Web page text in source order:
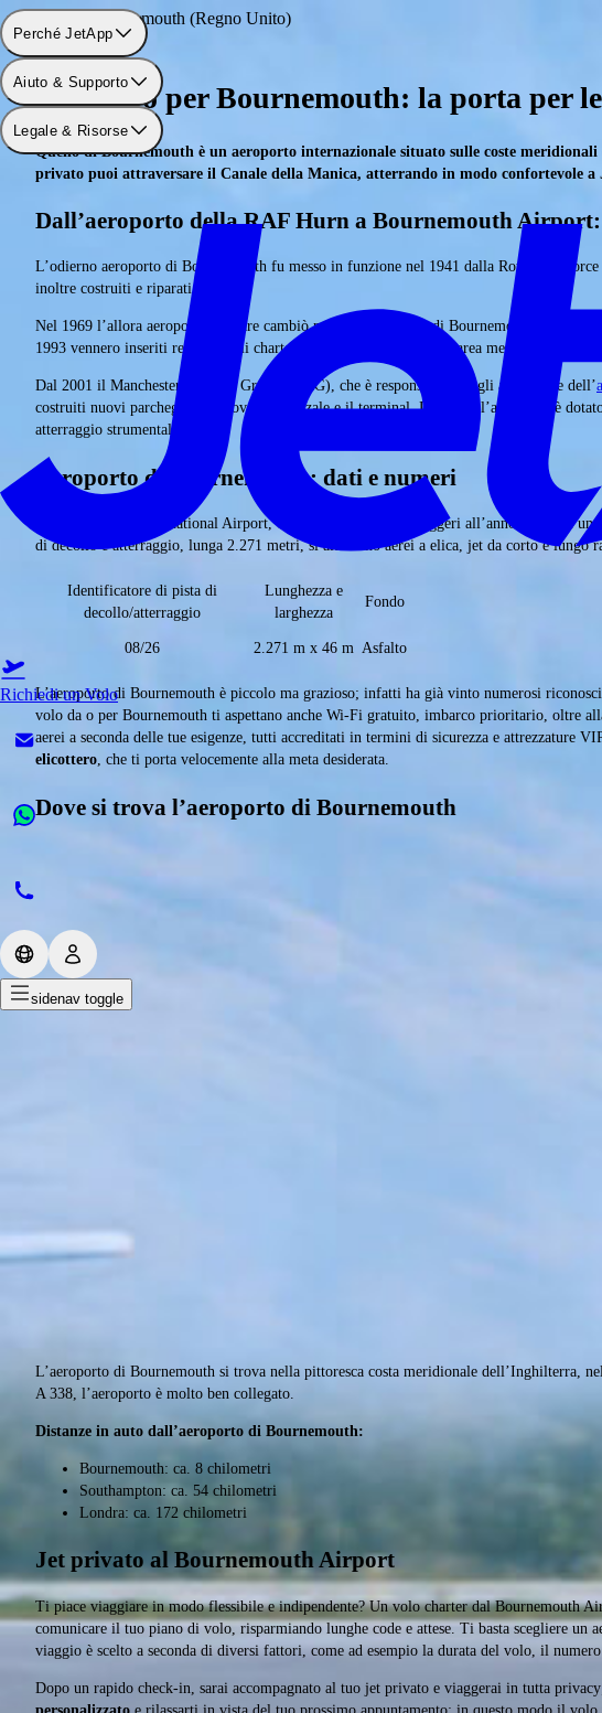
Perché JetApp
Aiuto & Supporto
Legale & Risorse
Richiedi un Volo
sidenav toggle
Aeroporto: Bournemouth (Regno Unito)
Volo da o per Bournemouth: la porta per
Quello di Bournemouth è un aeroporto internazionale situato sulle coste
privato puoi attraversare il Canale della Manica, atterrando in modo confortevole a
Dall’aeroporto della RAF Hurn a Bournemouth Airport:
L’odierno aeroporto di Bournemouth fu messo in funzione nel 1941 dalla Royal Air
inoltre costruiti e riparati aerei.
Nel 1969 l’allora aeroporto militare cambiò nome in aeroporto di Bournemouth e si
1993 vennero inseriti regolari voli charter da Bournemouth verso l’area mediterranea,
Dal 2001 il Manchester Airports Group (MAG), che è responsabile tra gli altri anche dell’
costruiti nuovi parcheggi e rinnovati il piazzale e il terminal. Dal 2009 l’aeroporto è
atterraggio strumentale (ILS).
Aeroporto di Bournemouth: dati e numeri
Il Bournemouth International Airport, con i suoi 667.981 passeggeri all’anno(2016), è
di decollo e atterraggio, lunga 2.271 metri, si alternano aerei a elica, jet da corto e lungo
Identificatore di pista di
decollo/atterraggio
Lunghezza e
larghezza
Fondo
08/26 2.271 m x 46 m Asfalto
L’aeroporto di Bournemouth è piccolo ma grazioso; infatti ha già vinto numerosi
volo da o per Bournemouth ti aspettano anche Wi-Fi gratuito, imbarco prioritario, oltre
aerei a seconda delle tue esigenze, tutti accreditati in termini di sicurezza e attrezzature
elicottero, che ti porta velocemente alla meta desiderata.
Dove si trova l’aeroporto di Bournemouth
L’aeroporto di Bournemouth si trova nella pittoresca costa meridionale dell’Inghilterra,
A 338, l’aeroporto è molto ben collegato.
Distanze in auto dall’aeroporto di Bournemouth:
Bournemouth: ca. 8 chilometri
Southampton: ca. 54 chilometri
Londra: ca. 172 chilometri
Jet privato al Bournemouth Airport
Ti piace viaggiare in modo flessibile e indipendente? Un volo charter dal Bournemouth
comunicare il tuo piano di volo, risparmiando lunghe code e attese. Ti basta scegliere un
viaggio è scelto a seconda di diversi fattori, come ad esempio la durata del volo, il
Dopo un rapido check-in, sarai accompagnato al tuo jet privato e viaggerai in tutta